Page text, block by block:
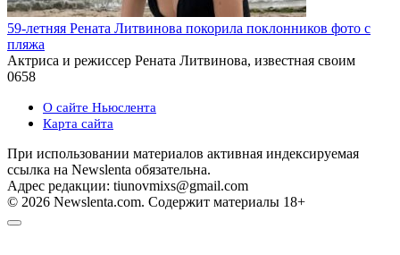
59-летняя Рената Литвинова покорила поклонников фото с
пляжа
Актриса и режиссер Рената Литвинова, известная своим
0658
О сайте Ньюслента
Карта сайта
При использовании материалов активная индексируемая
ссылка на Newslenta обязательна.
Адрес редакции: tiunovmixs@gmail.com
© 2026 Newslenta.com. Содержит материалы 18+